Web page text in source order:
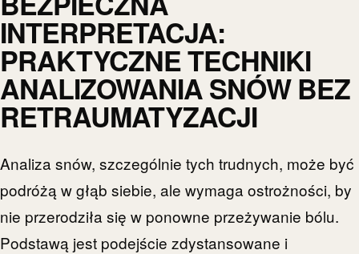
INTERPRETACJA:
PRAKTYCZNE TECHNIKI
ANALIZOWANIA SNÓW BEZ
RETRAUMATYZACJI
Analiza snów, szczególnie tych trudnych, może być
podróżą w głąb siebie, ale wymaga ostrożności, by
nie przerodziła się w ponowne przeżywanie bólu.
Podstawą jest podejście zdystansowane i